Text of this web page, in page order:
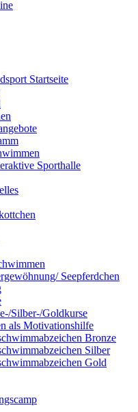
Startseite
Sporthalle
Seepferdchen
Silber-/Goldkurse
als Motivationshilfe
Bronze
Silber
Gold